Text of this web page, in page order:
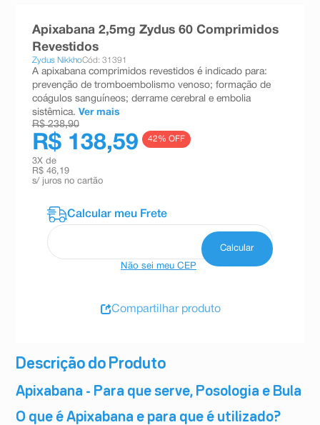
Descrição do Produto
Apixabana - Para que serve, Posologia e Bula
O que é Apixabana e para que é utilizado?
Apixabana 2,5mg Zydus 60 Comprimidos
Revestidos
Zydus NikkhoCód: 31391
A apixabana comprimidos revestidos é indicado para:
prevenção de tromboembolismo venoso; formação de
coágulos sanguíneos; derrame cerebral e embolia
sistêmica. Ver mais
R$ 238,90
R$ 138,59 42% OFF
3X de
R$ 46,19
s/ juros no cartão
Não sei meu CEP
Compartilhar produto
absorvente
10ºshampoo